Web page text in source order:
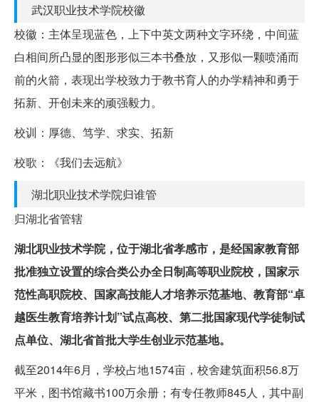
武汉职业技术学院校徽
校徽：主体呈现蓝色，上下中英文两种文字环绕，中间蓝
白相间所凸显的图形形似三本书叠放，又形似一颗喷涌而
前的火箭，表现出学校致力于教书育人的办学精神和勇于
拓新、开创未来的顽强毅力。
校训：厚德、笃学、求实、拓新
校歌：《我们去远航》
湖北职业技术学院归谁管
归湖北省管辖
湖北职业技术学院，位于湖北省孝感市，是经国家教育部
批准独立设置的综合类公办全日制高等职业院校，国家示
范性高职院校、国家高技能人才培养示范基地、教育部“卓
越医生教育培养计划”试点高校、第二批国家现代学徒制试
点单位、湖北省首批大学生创业示范基地。
截至2014年6月，学校占地1574亩，校舍建筑面积56.8万
平米，图书馆藏书100万余册；有专任教师845人，其中副